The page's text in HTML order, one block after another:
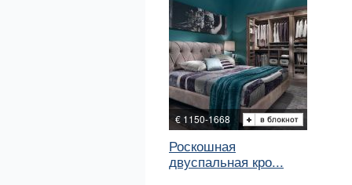
€ 1150-1668
Роскошная
двуспальная кро...